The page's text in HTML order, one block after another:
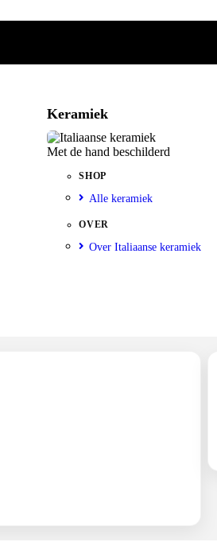
Keramiek
Met de hand beschilderd
SHOP
Alle keramiek
OVER
Over Italiaanse keramiek